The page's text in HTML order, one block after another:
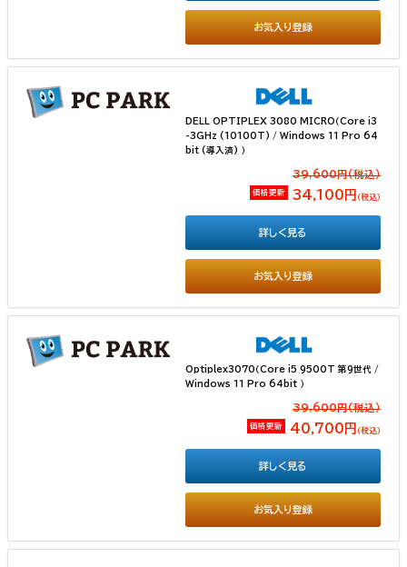
お気入り登録
DELL OPTIPLEX 3080 MICRO（Core i3
-3GHz (10100T) / Windows 11 Pro 64
bit (導入済) ）
39,600円(税込）
価格更新 34,100円 （税込）
お気入り登録
詳しく見る
Optiplex3070（Core i5 9500T 第9世代 /
Windows 11 Pro 64bit ）
39,600円(税込）
価格更新 40,700円 （税込）
お気入り登録
詳しく見る